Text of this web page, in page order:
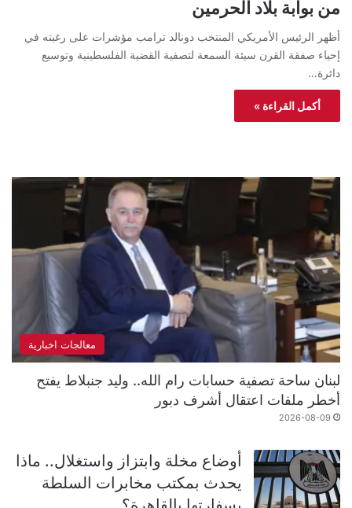
من بوابة بلاد الحرمين
أظهر الرئيس الأمريكي المنتخب دونالد ترامب مؤشرات على رغبته في
إحياء صفقة القرن سيئة السمعة لتصفية القضية الفلسطينية وتوسيع
دائرة…
أكمل القراءة »
معالجات اخبارية
لبنان ساحة تصفية حسابات رام الله.. وليد جنبلاط يفتح
أخطر ملفات اعتقال أشرف دبور
2026-08-09
أوضاع مخلة وابتزاز واستغلال.. ماذا
يحدث بمكتب مخابرات السلطة